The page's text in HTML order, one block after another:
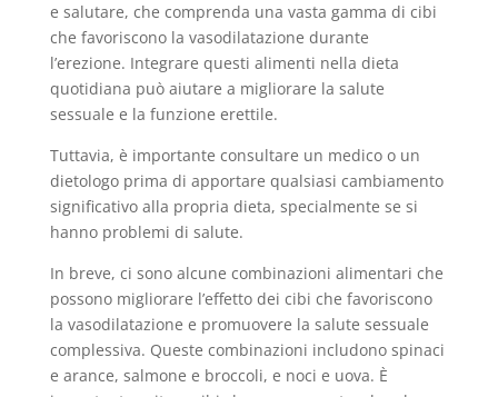
e salutare, che comprenda una vasta gamma di cibi
che favoriscono la vasodilatazione durante
l’erezione. Integrare questi alimenti nella dieta
quotidiana può aiutare a migliorare la salute
sessuale e la funzione erettile.
Tuttavia, è importante consultare un medico o un
dietologo prima di apportare qualsiasi cambiamento
significativo alla propria dieta, specialmente se si
hanno problemi di salute.
In breve, ci sono alcune combinazioni alimentari che
possono migliorare l’effetto dei cibi che favoriscono
la vasodilatazione e promuovere la salute sessuale
complessiva. Queste combinazioni includono spinaci
e arance, salmone e broccoli, e noci e uova. È